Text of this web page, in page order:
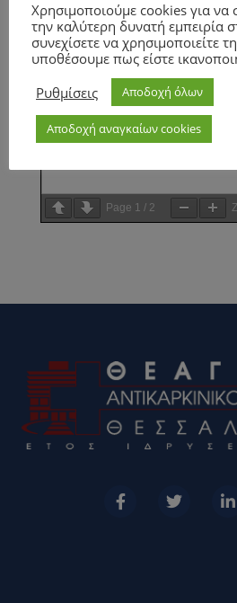
Page 1 / 2
Χρησιμοποιούμε cookies για
την καλύτερη δυνατή εμπειρία
συνεχίσετε να χρησιμοποιείτε
υποθέσουμε πως είστε
Ρυθμίσεις
Αποδοχή όλων
Αποδοχή αναγκαίων cookies